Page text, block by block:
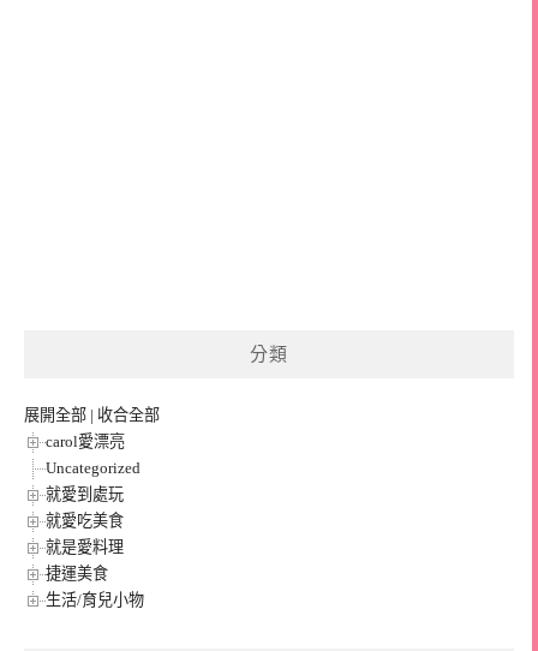
分類
展開全部 | 收合全部
carol愛漂亮
Uncategorized
就愛到處玩
就愛吃美食
就是愛料理
捷運美食
生活/育兒小物